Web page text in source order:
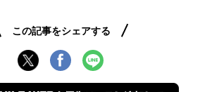
この記事をシェアする